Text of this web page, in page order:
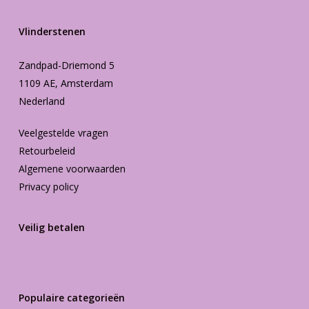
Vlinderstenen
Zandpad-Driemond 5
1109 AE, Amsterdam
Nederland
Veelgestelde vragen
Retourbeleid
Algemene voorwaarden
Privacy policy
Veilig betalen
Populaire categorieën